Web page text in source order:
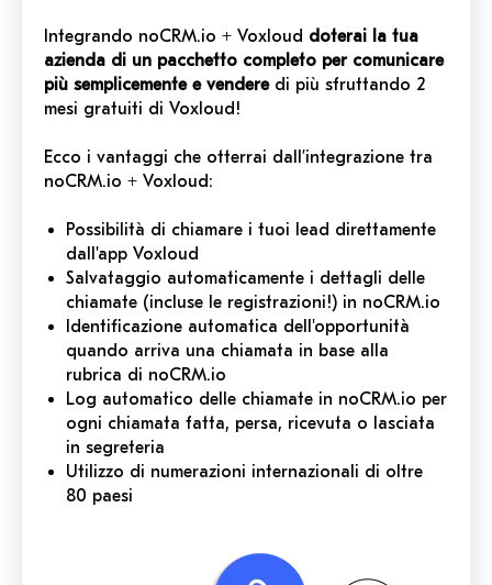
Integrando noCRM.io + Voxloud doterai la tua
azienda di un pacchetto completo per comunicare
più semplicemente e venderedi più sfruttando 2
mesi gratuiti di Voxloud!
Ecco i vantaggi che otterrai dall’integrazione tra
noCRM.io + Voxloud:
Possibilità di chiamare i tuoi lead direttamente
dall'app Voxloud
Salvataggio automaticamente i dettagli delle
chiamate (incluse le registrazioni!) in noCRM.io
Identificazione automatica dell'opportunità
quando arriva una chiamata in base alla
rubrica di noCRM.io
Log automatico delle chiamate in noCRM.io per
ogni chiamata fatta, persa, ricevuta o lasciata
in segreteria
Utilizzo di numerazioni internazionali di oltre
80 paesi